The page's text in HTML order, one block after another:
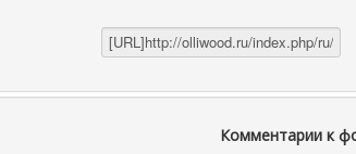
Комментарии к